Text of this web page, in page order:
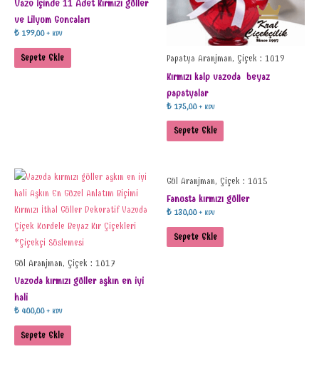
Vazo İçinde 11 Adet Kırmızı güller
ve Lilyum Goncaları
₺199,00 + KDV
Sepete Ekle Papatya Aranjman, Çiçek : 1019
Kırmızı kalp vazoda beyaz
papatyalar
₺ 175,00 + KDV
Sepete Ekle
Gül Aranjman, Çiçek : 1017
Vazoda kırmızı güller aşkın en iyi
hali
₺400,00 + KDV
Sepete Ekle
Gül Aranjman, Çiçek : 1015
Fanusta kırmızı güller
₺ 130,00 + KDV
Sepete Ekle